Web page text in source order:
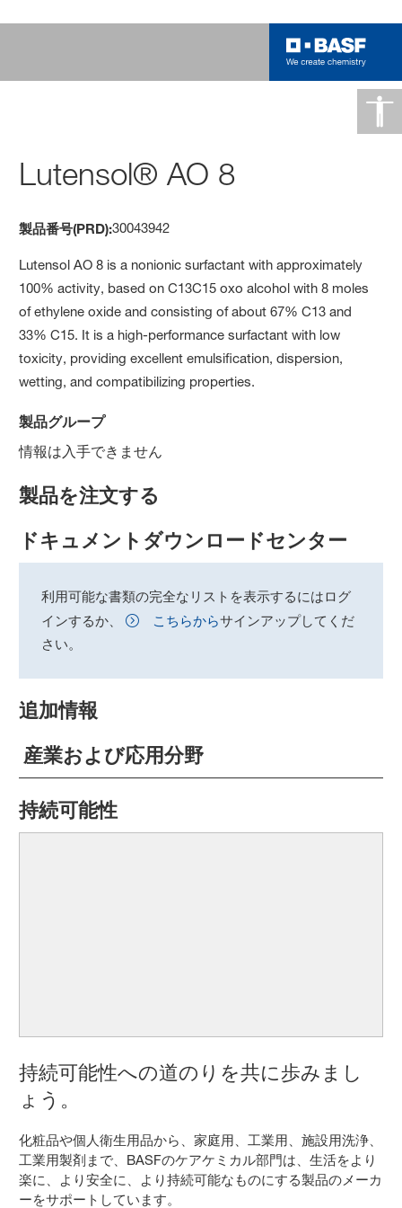
Lutensol® AO 8
製品番号(PRD):30043942
Lutensol AO 8 is a nonionic surfactant with approximately
100% activity, based on C13C15 oxo alcohol with 8 moles
of ethylene oxide and consisting of about 67% C13 and
33% C15. It is a high-performance surfactant with low
toxicity, providing excellent emulsification, dispersion,
wetting, and compatibilizing properties.
製品グループ
情報は入手できません
製品を注文する
ドキュメントダウンロードセンター
利用可能な書類の完全なリストを表示するにはログ
インするか、
こちらからサインアップしてくだ
さい。
追加情報
産業および応用分野
持続可能性
持続可能性への道のりを共に歩みまし
ょう。
化粧品や個人衛生用品から、家庭用、工業用、施設用洗浄、
工業用製剤まで、BASFのケアケミカル部門は、生活をより
楽に、より安全に、より持続可能なものにする製品のメーカ
ーをサポートしています。